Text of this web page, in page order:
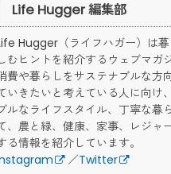
Life Hugger 編集部
Hugger（ライフハガー）は
しむヒントを紹介するウェブマガ
費や暮らしをサステナブルな方
いきたいと考えている人に向け
ルなライフスタイル、丁寧な暮
、農と緑、健康、家事、レジャ
る情報を紹介しています。
／Twitter